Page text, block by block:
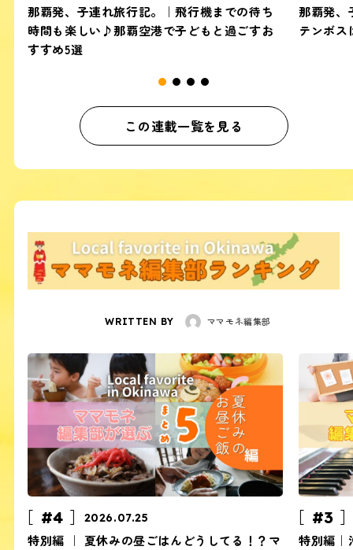
那覇発、子連れ旅行記。｜飛行機までの待ち
時間も楽しい♪那覇空港で子どもと過ごすお
すすめ5選
那覇発、
テンボス
この連載一覧を見る
WRITTEN BY ママモネ編集部
#4 2026.07.25
特別編 ｜ 夏休みの昼ごはんどうしてる！？マ
#3
特別編｜